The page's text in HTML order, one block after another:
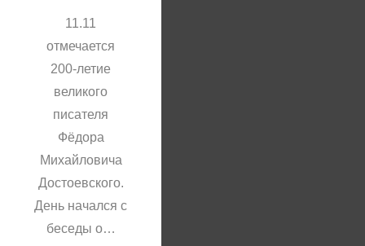
11.11
отмечается
200-летие
великого
писателя
Фёдора
Михайловича
Достоевского.
День начался с
беседы о…